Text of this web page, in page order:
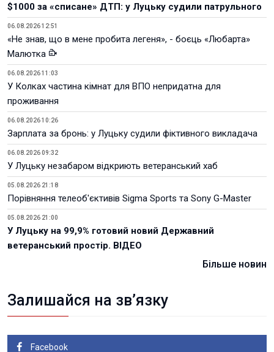
$1000 за «списане» ДТП: у Луцьку судили патрульного
06.08.2026 12:51
«Не знав, що в мене пробита легеня», - боєць «Любарта»
Малютка
06.08.2026 11:03
У Колках частина кімнат для ВПО непридатна для
проживання
06.08.2026 10:26
Зарплата за бронь: у Луцьку судили фіктивного викладача
06.08.2026 09:32
У Луцьку незабаром відкриють ветеранський хаб
05.08.2026 21:18
Порівняння телеоб'єктивів Sigma Sports та Sony G-Master
05.08.2026 21:00
У Луцьку на 99,9% готовий новий Державний
ветеранський простір. ВІДЕО
Більше новин
Залишайся на зв’язку
Facebook